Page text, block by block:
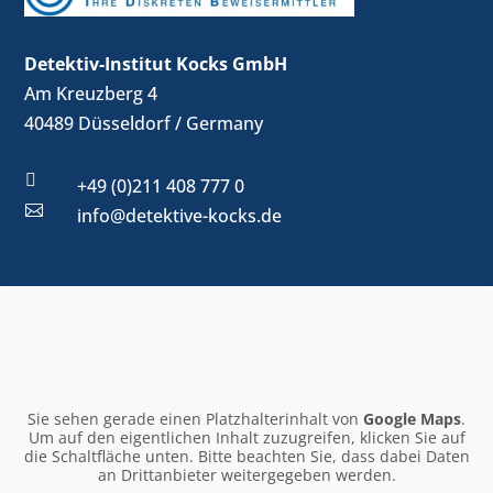
Detektiv-Institut Kocks GmbH
Am Kreuzberg 4
40489 Düsseldorf / Germany
 +49 (0)211 408 777 0
 info@detektive-kocks.de
Sie sehen gerade einen Platzhalterinhalt von Google Maps.
Um auf den eigentlichen Inhalt zuzugreifen, klicken Sie auf
die Schaltfläche unten. Bitte beachten Sie, dass dabei Daten
an Drittanbieter weitergegeben werden.